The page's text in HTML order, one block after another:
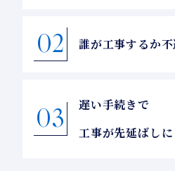
02 誰が工事するか
03
遅い手続きで
工事が先延ばしに